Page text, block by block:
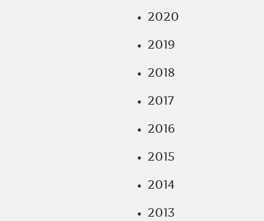
2020
2019
2018
2017
2016
2015
2014
2013